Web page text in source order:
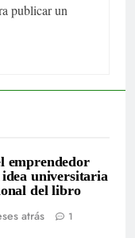
publicar un
emprendedor
universitaria
del libro
atrás 1